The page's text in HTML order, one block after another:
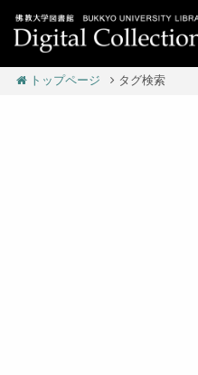
トップページ タグ検索